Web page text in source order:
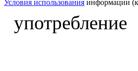
Условия использования информации